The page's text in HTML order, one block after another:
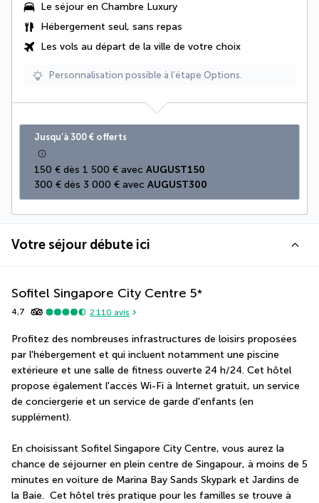
Le séjour en Chambre Luxury
Hébergement seul, sans repas
Les vols au départ de la ville de votre choix
Personnalisation possible à l’étape Options.
Jusqu’à 300 € offerts
150 € dès 1 500 € avec AUGUST150
300 € dès 3 000 € avec AUGUST300
Votre séjour débute ici
Sofitel Singapore City Centre 5*
4,7 2 110 avis
Profitez des nombreuses infrastructures de loisirs proposées
par l'hébergement et qui incluent notamment une piscine
extérieure et une salle de fitness ouverte 24 h/24. Cet hôtel
propose également l'accès Wi-Fi à Internet gratuit, un service
de conciergerie et un service de garde d'enfants (en
supplément).
En choisissant Sofitel Singapore City Centre, vous aurez la
chance de séjourner en plein centre de Singapour, à moins de 5
minutes en voiture de Marina Bay Sands Skypark et Jardins de
la Baie.  Cet hôtel très pratique pour les familles se trouve à